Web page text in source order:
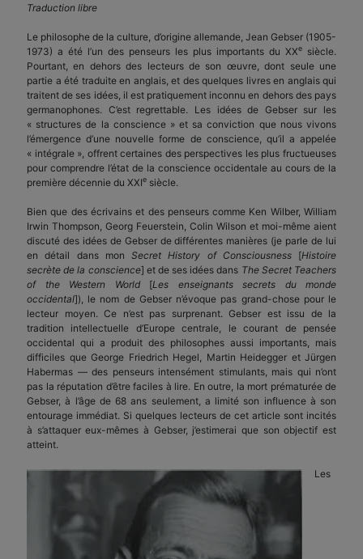
Traduction libre
Le philosophe de la culture, d’origine allemande, Jean Gebser (1905-
1973) a été l’un des penseurs les plus importants du XXe
siècle.
Pourtant, en dehors des lecteurs de son œuvre, dont seule une
partie a été traduite en anglais, et des quelques livres en anglais qui
traitent de ses idées, il est pratiquement inconnu en dehors des pays
germanophones. C’est regrettable. Les idées de Gebser sur les
« structures de la conscience » et sa conviction que nous vivons
l’émergence d’une nouvelle forme de conscience, qu’il a appelée
« intégrale », offrent certaines des perspectives les plus fructueuses
pour comprendre l’état de la conscience occidentale au cours de la
première décennie du XXIe siècle.
Bien que des écrivains et des penseurs comme Ken Wilber, William
Irwin Thompson, Georg Feuerstein, Colin Wilson et moi-même aient
discuté des idées de Gebser de différentes manières (je parle de lui
en détail dans mon Secret History of Consciousness[Histoire
secrète de la conscience] et de ses idées dans The Secret Teachers
of the Western World[Les enseignants secrets du monde
occidental]), le nom de Gebser n’évoque pas grand-chose pour le
lecteur moyen. Ce n’est pas surprenant. Gebser est issu de la
tradition intellectuelle d’Europe centrale, le courant de pensée
occidental qui a produit des philosophes aussi importants, mais
difficiles que George Friedrich Hegel, Martin Heidegger et Jürgen
Habermas — des penseurs intensément stimulants, mais qui n’ont
pas la réputation d’être faciles à lire. En outre, la mort prématurée de
Gebser, à l’âge de 68 ans seulement, a limité son influence à son
entourage immédiat. Si quelques lecteurs de cet article sont incités
à s’attaquer eux-mêmes à Gebser, j’estimerai que son objectif est
atteint.
Les